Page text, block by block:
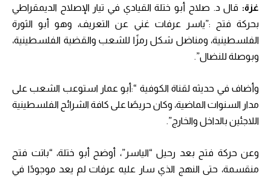
غزة: قال د. صلاح أبو ختلة القيادي في تيار الإصلاح الديمقراطي
بحركة فتح :”ياسر عرفات غني عن التعريف، وهو أبو الثورة
الفلسطينية، ومناضل شكل رمزًا للشعب والقضية الفلسطينية،
وبوصلة للنضال”.
وأضاف في حديثه لقناة الكوفية “:أبو عمار استوعب الشعب على
مدار السنوات الماضية، وكان حريصًا على كافة الشرائح الفلسطينية
اللاجئين بالداخل والخارج”.
وعن حركة فتح بعد رحيل “الياسر”، أوضح أبو ختلة، “باتت فتح
منقسمة، حتى النهج الذي سار عليه عرفات لم يعد موجودًا في